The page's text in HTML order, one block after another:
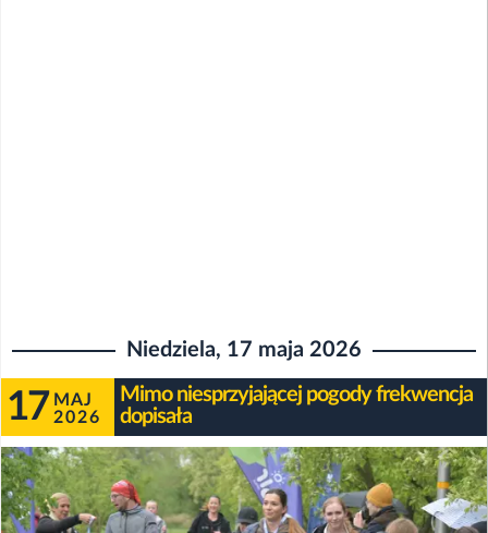
Niedziela, 17 maja 2026
17 MAJ
2026
Mimo niesprzyjającej pogody frekwencja
dopisała